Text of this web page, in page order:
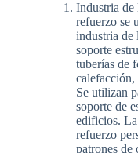
Industria de
refuerzo se
industria de
soporte
tuberías de
Se utilizan
soporte de
edificios.
refuerzo
patrones de